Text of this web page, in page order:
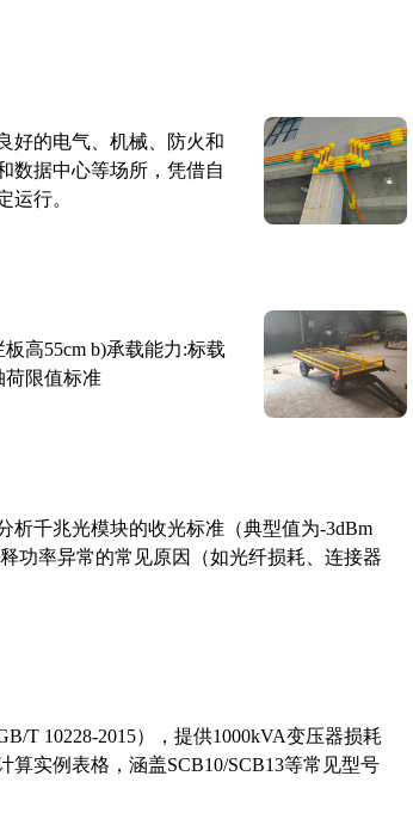
好的电气、机械、防火和
数据中心等场所，凭借自
运行。
高55cm b)承载能力:标载
荷限值标准
析千兆光模块的收光标准（典型值为-3dBm
功率异常的常见原因（如光纤损耗、连接器
T 10228-2015），提供1000kVA变压器损耗
实例表格，涵盖SCB10/SCB13等常见型号